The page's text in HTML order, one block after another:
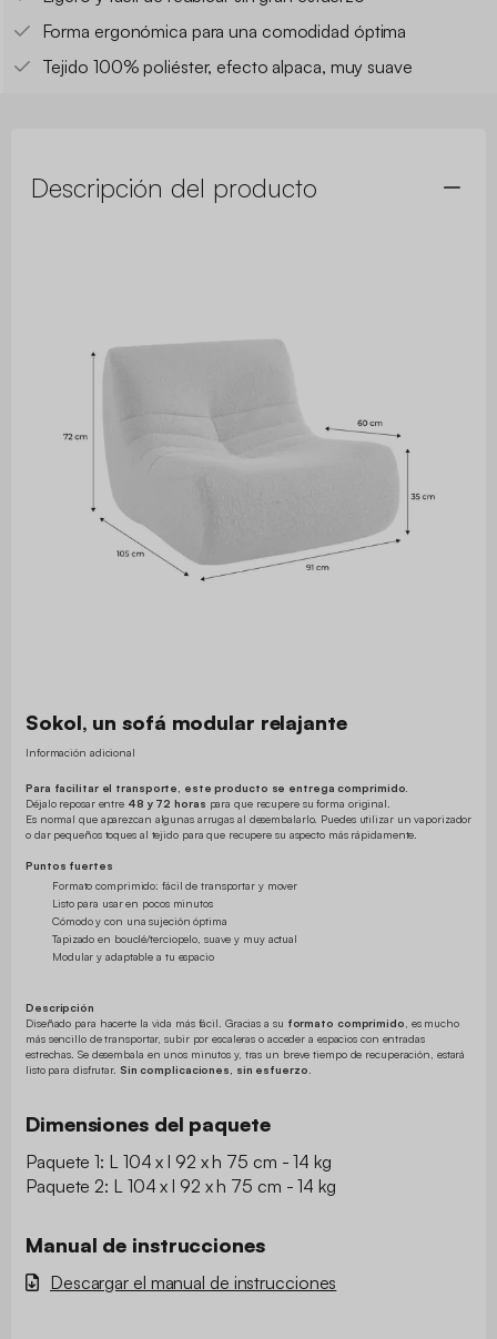
Forma ergonómica para una comodidad óptima
Tejido 100% poliéster, efecto alpaca, muy suave
Descripción del producto
Sokol, un sofá modular relajante
Información adicional
Para facilitar el transporte, este producto se entrega comprimido.
Déjalo reposar entre 48 y 72 horas para que recupere su forma original.
Es normal que aparezcan algunas arrugas al desembalarlo. Puedes utilizar un vaporizador
o dar pequeños toques al tejido para que recupere su aspecto más rápidamente.
Puntos fuertes
Formato comprimido: fácil de transportar y mover
Listo para usar en pocos minutos
Cómodo y con una sujeción óptima
Tapizado en bouclé/terciopelo, suave y muy actual
Modular y adaptable a tu espacio
Descripción
Diseñado para hacerte la vida más fácil. Gracias a su formato comprimido , es mucho
más sencillo de transportar, subir por escaleras o acceder a espacios con entradas
estrechas. Se desembala en unos minutos y, tras un breve tiempo de recuperación, estará
listo para disfrutar. Sin complicaciones, sin esfuerzo.
Dimensiones del paquete
Paquete 1: L 104 x l 92 x h 75 cm - 14 kg
Paquete 2: L 104 x l 92 x h 75 cm - 14 kg
Manual de instrucciones
Descargar el manual de instrucciones